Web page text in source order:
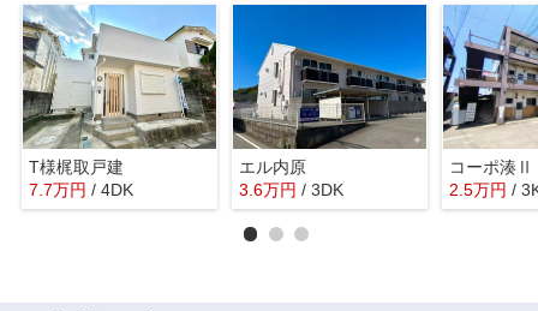
T様梶取戸建
7.7万円 / 4DK
エル内原
3.6万円 / 3DK
コーポ湊Ⅱ
2.5万円 /